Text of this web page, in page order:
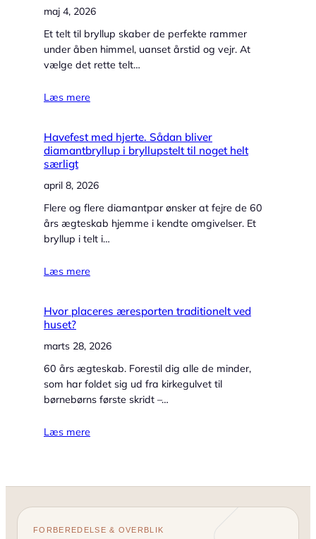
maj 4, 2026
Et telt til bryllup skaber de perfekte rammer
under åben himmel, uanset årstid og vejr. At
vælge det rette telt…
Læs mere
Havefest med hjerte. Sådan bliver
diamantbryllup i bryllupstelt til noget helt
særligt
april 8, 2026
Flere og flere diamantpar ønsker at fejre de 60
års ægteskab hjemme i kendte omgivelser. Et
bryllup i telt i…
Læs mere
Hvor placeres æresporten traditionelt ved
huset?
marts 28, 2026
60 års ægteskab. Forestil dig alle de minder,
som har foldet sig ud fra kirkegulvet til
børnebørns første skridt –…
Læs mere
FORBEREDELSE & OVERBLIK